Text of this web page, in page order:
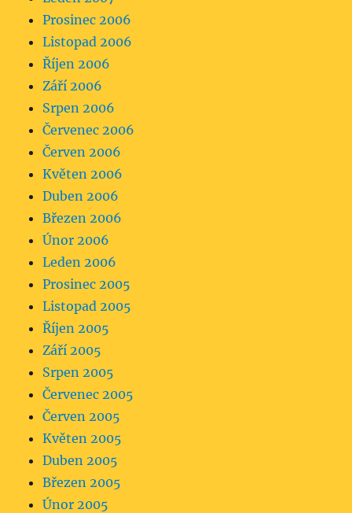
Prosinec 2006
Listopad 2006
Říjen 2006
Září 2006
Srpen 2006
Červenec 2006
Červen 2006
Květen 2006
Duben 2006
Březen 2006
Únor 2006
Leden 2006
Prosinec 2005
Listopad 2005
Říjen 2005
Září 2005
Srpen 2005
Červenec 2005
Červen 2005
Květen 2005
Duben 2005
Březen 2005
Únor 2005